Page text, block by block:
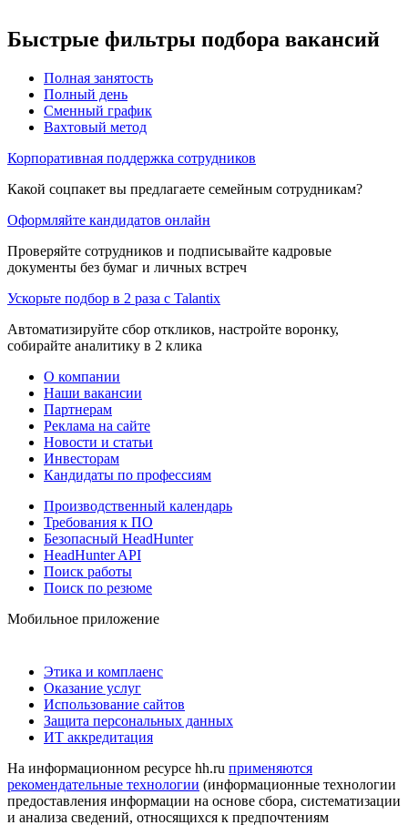
Быстрые фильтры подбора вакансий
Полная занятость
Полный день
Сменный график
Вахтовый метод
Корпоративная поддержка сотрудников
Какой соцпакет вы предлагаете семейным сотрудникам?
Оформляйте кандидатов онлайн
Проверяйте сотрудников и подписывайте кадровые
документы без бумаг и личных встреч
Ускорьте подбор в 2 раза с Talantix
Автоматизируйте сбор откликов, настройте воронку,
собирайте аналитику в 2 клика
О компании
Наши вакансии
Партнерам
Реклама на сайте
Новости и статьи
Инвесторам
Кандидаты по профессиям
Производственный календарь
Требования к ПО
Безопасный HeadHunter
HeadHunter API
Поиск работы
Поиск по резюме
Мобильное приложение
Этика и комплаенс
Оказание услуг
Использование сайтов
Защита персональных данных
ИТ аккредитация
На информационном ресурсе hh.ru применяются
рекомендательные технологии (информационные технологии
предоставления информации на основе сбора, систематизации
и анализа сведений, относящихся к предпочтениям